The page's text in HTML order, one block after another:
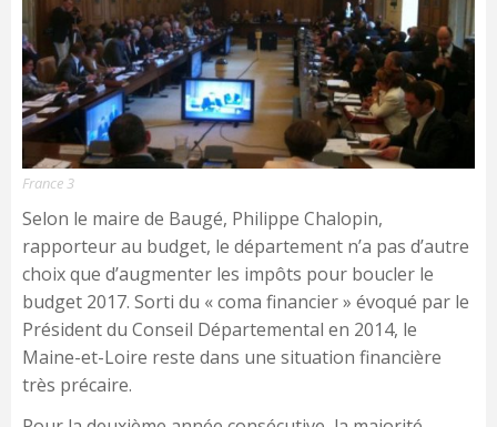
France 3
Selon le maire de Baugé, Philippe Chalopin,
rapporteur au budget, le département n’a pas d’autre
choix que d’augmenter les impôts pour boucler le
budget 2017. Sorti du « coma financier » évoqué par le
Président du Conseil Départemental en 2014, le
Maine-et-Loire reste dans une situation financière
très précaire.